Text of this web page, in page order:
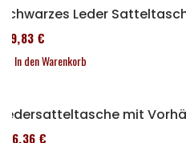
Schwarzes Leder
119,83 €
In den Warenkorb
Ledersatteltasche mit
136,36 €